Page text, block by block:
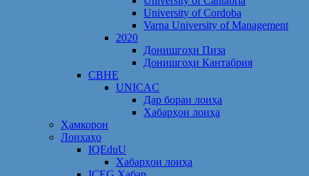
University of Cordoba
Varna University of Management
2020
Донишгоҳи Пиза
Донишгоҳи Кантабрия
CBHE
UNICAC
Дар бораи лоиҳа
Хабарҳои лоиҳа
Ҳамкорон
Лоихаҳо
IQEduU
Хабарҳои лоиҳа